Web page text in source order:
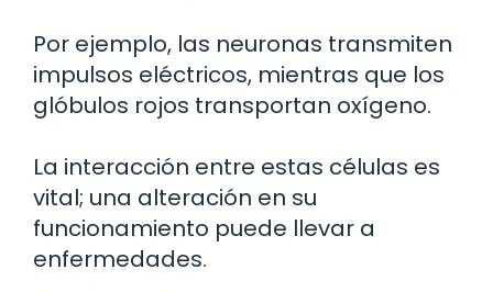
Por ejemplo, las neuronas transmiten
impulsos eléctricos, mientras que los
glóbulos rojos transportan oxígeno.
La interacción entre estas células es
vital; una alteración en su
funcionamiento puede llevar a
enfermedades.